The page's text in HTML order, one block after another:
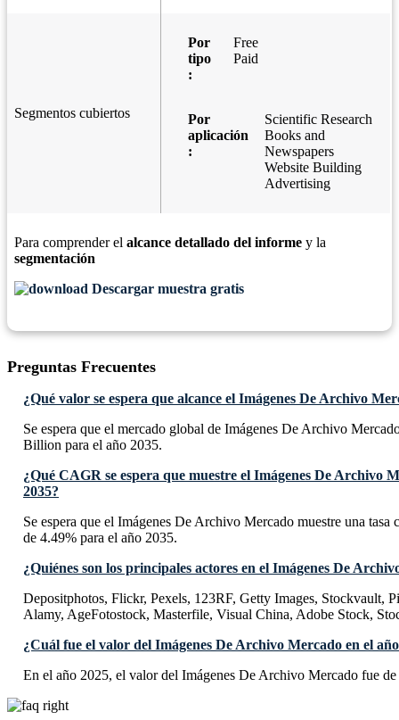
Segmentos cubiertos
Por
tipo
:
Free
Paid
Por
aplicación
:
Scientific Research
Books and
Newspapers
Website Building
Advertising
Para comprender el alcance detallado del informe y la
segmentación
Descargar muestra gratis
Preguntas Frecuentes
¿Qué valor se espera que alcance el Imágenes De Archivo
Se espera que el mercado global de Imágenes De Archivo
Billion para el año 2035.
¿Qué CAGR se espera que muestre el Imágenes De Archivo
2035?
Se espera que el Imágenes De Archivo Mercado muestre una
de 4.49% para el año 2035.
¿Quiénes son los principales actores en el Imágenes De
Depositphotos, Flickr, Pexels, 123RF, Getty Images, Stockvault,
Alamy, AgeFotostock, Masterfile, Visual China, Adobe Stock,
¿Cuál fue el valor del Imágenes De Archivo Mercado en el
En el año 2025, el valor del Imágenes De Archivo Mercado fue